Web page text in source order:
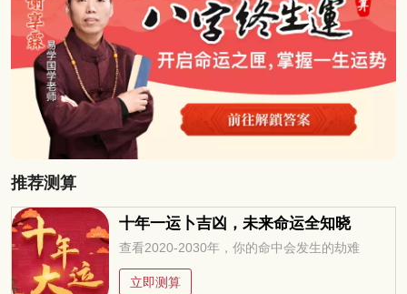
推荐测算
十年一运卜吉凶，未来命运全知晓
查看2020-2030年，你的命中会发生的劫难
立即测算